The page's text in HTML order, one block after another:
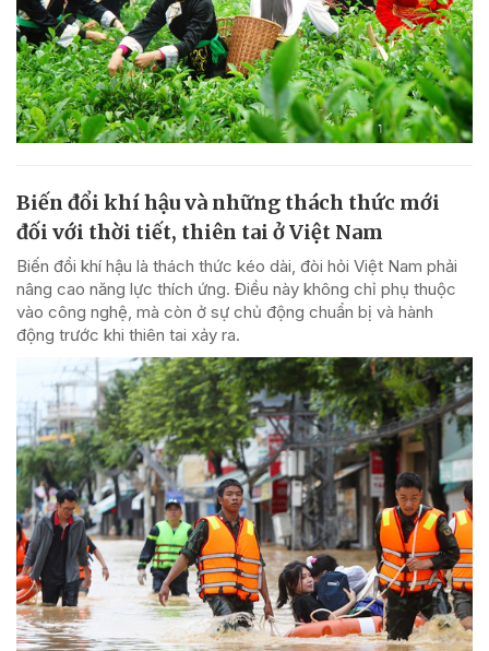
Biến đổi khí hậu và những thách thức mới
đối với thời tiết, thiên tai ở Việt Nam
Biến đổi khí hậu là thách thức kéo dài, đòi hỏi Việt Nam phải
nâng cao năng lực thích ứng. Điều này không chỉ phụ thuộc
vào công nghệ, mà còn ở sự chủ động chuẩn bị và hành
động trước khi thiên tai xảy ra.